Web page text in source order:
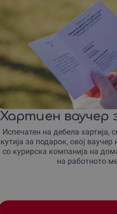
Хартиен ваучер
Испечатен на дебела хартија,
кутија за подарок, овој
со курирска компанија на
на работното